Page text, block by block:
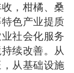
，柑橘、桑
色产业提质
社会化服务
续改善。从
从基础设施